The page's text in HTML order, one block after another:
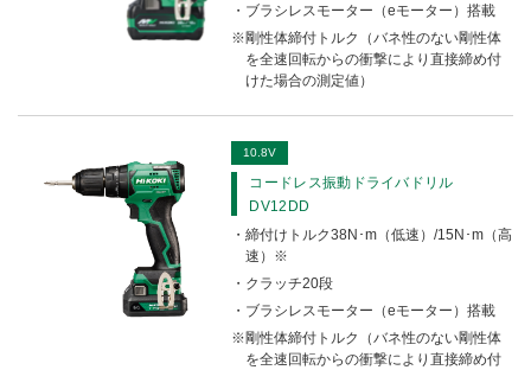
ブラシレスモーター（eモーター）搭載
剛性体締付トルク（バネ性のない剛性体
を全速回転からの衝撃により直接締め付
けた場合の測定値）
10.8V
コードレス振動ドライバドリル
DV12DD
締付けトルク38N･m（低速）/15N･m（高
速）※
クラッチ20段
ブラシレスモーター（eモーター）搭載
剛性体締付トルク（バネ性のない剛性体
を全速回転からの衝撃により直接締め付